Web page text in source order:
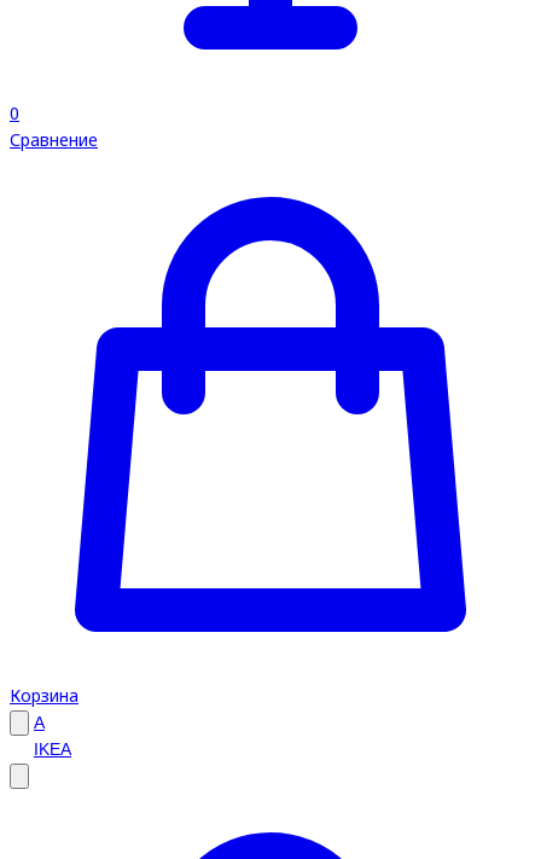
0
Сравнение
Корзина
A
IKEA